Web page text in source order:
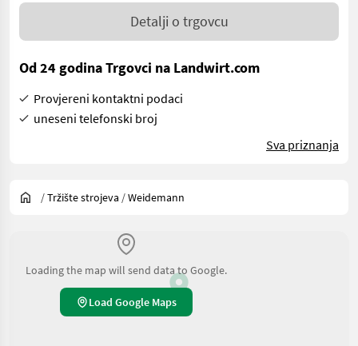
Detalji o trgovcu
Od 24 godina Trgovci na Landwirt.com
Provjereni kontaktni podaci
uneseni telefonski broj
Sva priznanja
/Tržište strojeva /Weidemann
Loading the map will send data to Google.
Load Google Maps